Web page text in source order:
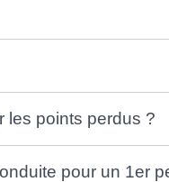
les points perdus ?
pour un 1er